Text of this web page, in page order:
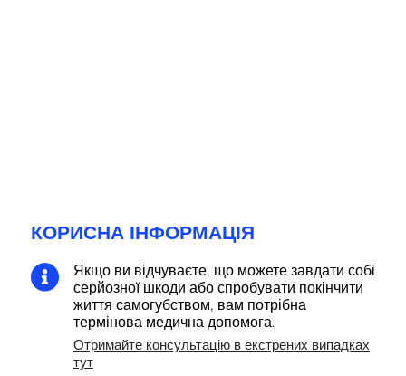
КОРИСНА ІНФОРМАЦІЯ

Якщо ви відчуваєте, що можете завдати собі
серйозної шкоди або спробувати покінчити
життя самогубством, вам потрібна
термінова медична допомога.
Отримайте консультацію в екстрених випадках
тут